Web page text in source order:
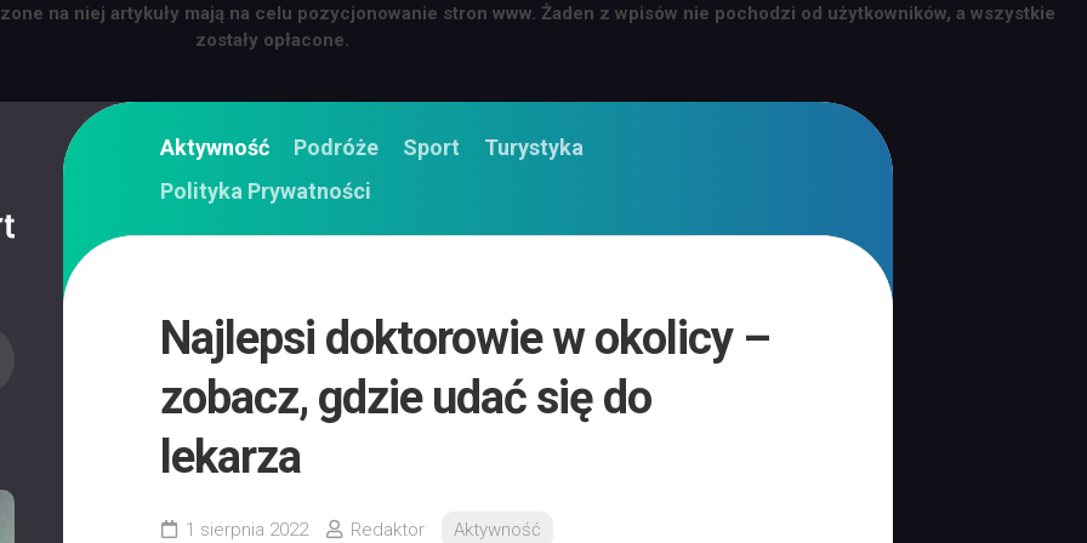
na niej artykuły mają na celu pozycjonowanie stron www. Żaden z wpisów nie pochodzi od użytkowników, a wszystkie
zostały opłacone.
Aktywność Podróże Sport
Turystyka
Polityka Prywatności
Najlepsi doktorowie w okolicy –
zobacz, gdzie udać się do
lekarza
1 sierpnia 2022 Redaktor
Aktywność